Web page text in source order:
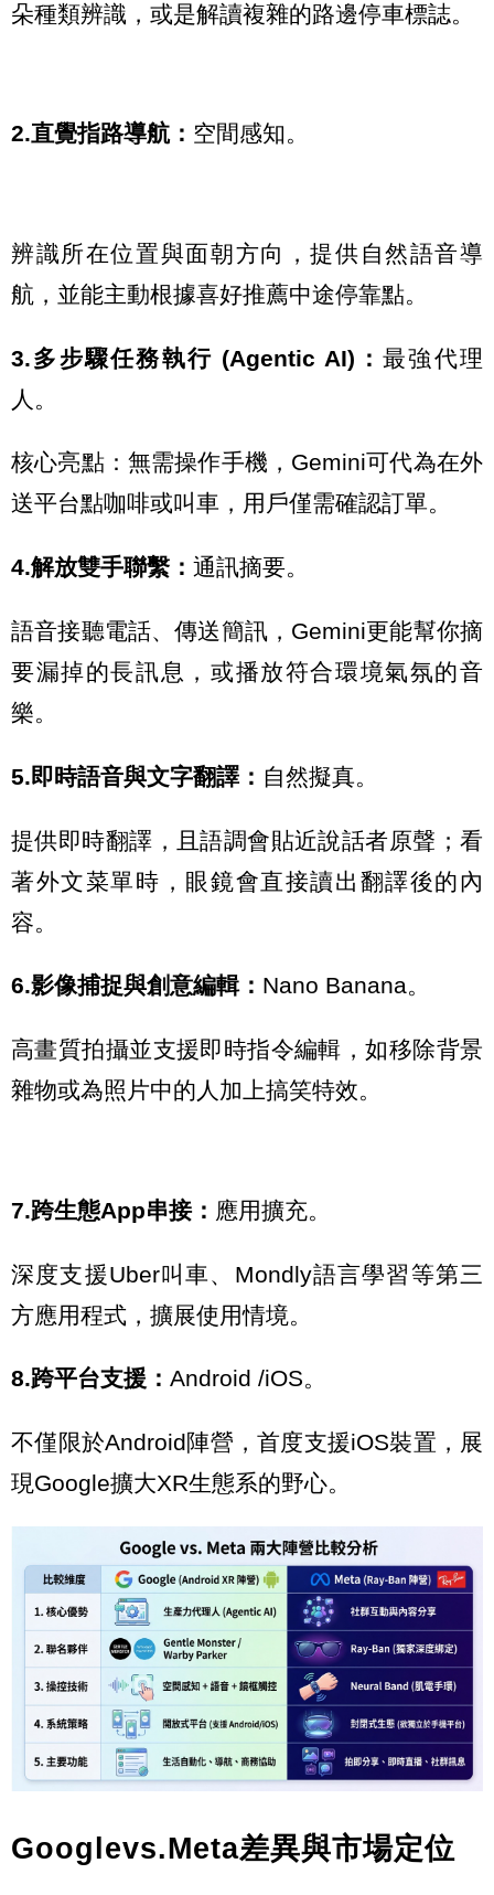
朵種類辨識，或是解讀複雜的路邊停車標誌。
2.直覺指路導航： 空間感知。
辨識所在位置與面朝方向，提供自然語音導
航，並能主動根據喜好推薦中途停靠點。
3.多步驟任務執行 (Agentic AI)：最強代理
人。
核心亮點：無需操作手機，Gemini可代為在外
送平台點咖啡或叫車，用戶僅需確認訂單。
4.解放雙手聯繫： 通訊摘要。
語音接聽電話、傳送簡訊，Gemini更能幫你摘
要漏掉的長訊息，或播放符合環境氣氛的音
樂。
5.即時語音與文字翻譯： 自然擬真。
提供即時翻譯，且語調會貼近說話者原聲；看
著外文菜單時，眼鏡會直接讀出翻譯後的內
容。
6.影像捕捉與創意編輯： Nano Banana。
高畫質拍攝並支援即時指令編輯，如移除背景
雜物或為照片中的人加上搞笑特效。
7.跨生態App串接： 應用擴充。
深度支援Uber叫車、Mondly語言學習等第三
方應用程式，擴展使用情境。
8.跨平台支援： Android /iOS。
不僅限於Android陣營，首度支援iOS裝置，展
現Google擴大XR生態系的野心。
Googlevs.Meta差異與市場定位